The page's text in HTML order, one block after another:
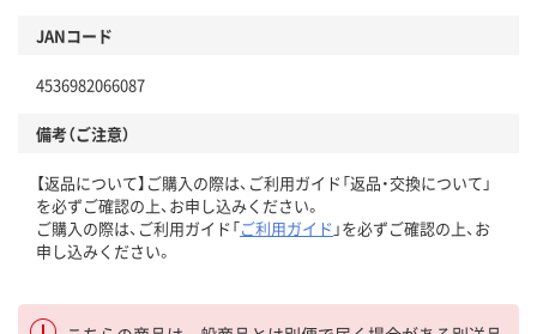
JANコード
4536982066087
備考（ご注意）
【返品について】ご購入の際は、ご利用ガイド「返品・交換について」
を必ずご確認の上、お申し込みください。
ご購入の際は、ご利用ガイド「ご利用ガイド 」を必ずご確認の上、お
申し込みください。